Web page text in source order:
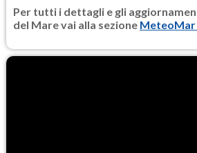
Per tutti i dettagli e gli
del Mare vai alla sezione MeteoMar